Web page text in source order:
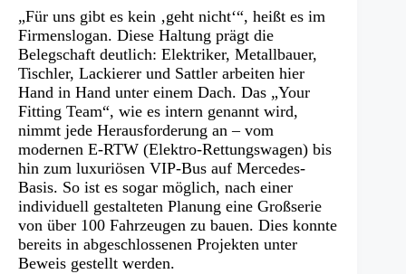
„Für uns gibt es kein ‚geht nicht‘“, heißt es im
Firmenslogan. Diese Haltung prägt die
Belegschaft deutlich: Elektriker, Metallbauer,
Tischler, Lackierer und Sattler arbeiten hier
Hand in Hand unter einem Dach. Das „Your
Fitting Team“, wie es intern genannt wird,
nimmt jede Herausforderung an – vom
modernen E‑RTW (Elektro-Rettungswagen) bis
hin zum luxuriösen VIP-Bus auf Mercedes-
Basis. So ist es sogar möglich, nach einer
individuell gestalteten Planung eine Großserie
von über 100 Fahrzeugen zu bauen. Dies konnte
bereits in abgeschlossenen Projekten unter
Beweis gestellt werden.